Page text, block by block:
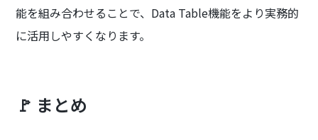
能を組み合わせることで、Data Table機能をより実務的
に活用しやすくなります。
🚩 まとめ